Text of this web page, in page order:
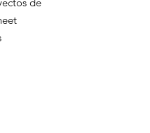
Smartsheet
de